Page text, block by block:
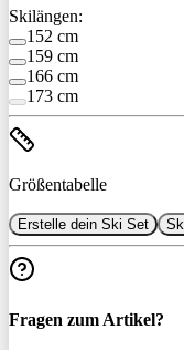
Skilängen:
152 cm
159 cm
166 cm
173 cm
Größentabelle
Erstelle dein Ski Set
Fragen zum Artikel?